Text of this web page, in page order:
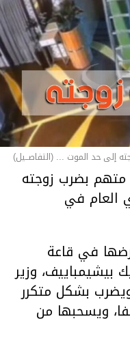
إلى حد الموت ... (التفاصــيل)
بضرب زوجته
العام في
في قاعة
بيشيمباييف، وزير
بشكل متكرر
ويسحبها من